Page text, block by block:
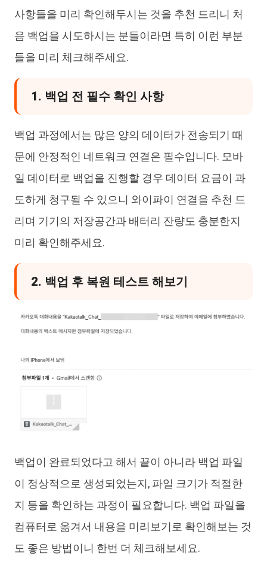
사항들을 미리 확인해두시는 것을 추천 드리니 처
음 백업을 시도하시는 분들이라면 특히 이런 부분
들을 미리 체크해주세요.
1. 백업 전 필수 확인 사항
백업 과정에서는 많은 양의 데이터가 전송되기 때
문에 안정적인 네트워크 연결은 필수입니다. 모바
일 데이터로 백업을 진행할 경우 데이터 요금이 과
도하게 청구될 수 있으니 와이파이 연결을 추천 드
리며 기기의 저장공간과 배터리 잔량도 충분한지
미리 확인해주세요.
2. 백업 후 복원 테스트 해보기
백업이 완료되었다고 해서 끝이 아니라 백업 파일
이 정상적으로 생성되었는지, 파일 크기가 적절한
지 등을 확인하는 과정이 필요합니다. 백업 파일을
컴퓨터로 옮겨서 내용을 미리보기로 확인해보는 것
도 좋은 방법이니 한번 더 체크해보세요.